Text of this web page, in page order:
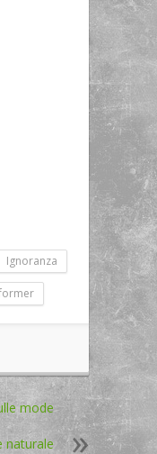
Ignoranza
mode
naturale